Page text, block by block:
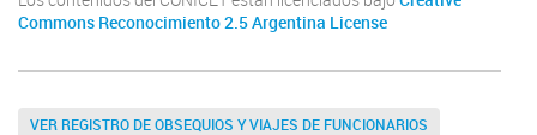
Commons Reconocimiento 2.5 Argentina License
VER REGISTRO DE OBSEQUIOS Y VIAJES DE FUNCIONARIOS